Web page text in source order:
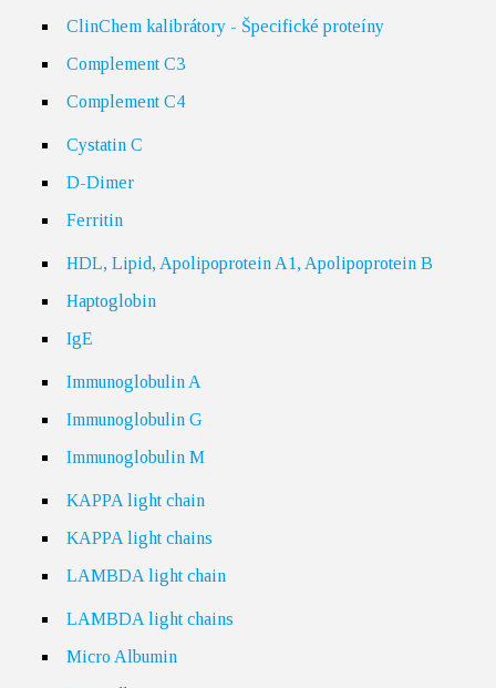
ClinChem kalibrátory - Špecifické proteíny
Complement C3
Complement C4
Cystatin C
D-Dimer
Ferritin
HDL, Lipid, Apolipoprotein A1, Apolipoprotein B
Haptoglobin
IgE
Immunoglobulin A
Immunoglobulin G
Immunoglobulin M
KAPPA light chain
KAPPA light chains
LAMBDA light chain
LAMBDA light chains
Micro Albumin